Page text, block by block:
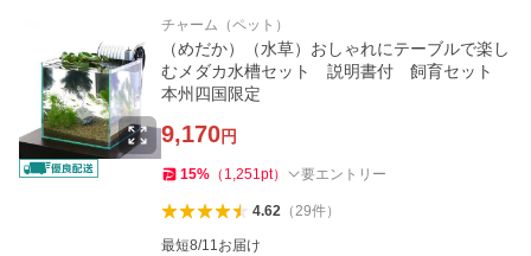
チャーム（ペット）
（めだか）（水草）おしゃれにテーブルで楽し
むメダカ水槽セット 説明書付 飼育セット
本州四国限定
9,170円
15% （ 1,251pt） 要エントリー
4.62（29件）
最短8/11お届け